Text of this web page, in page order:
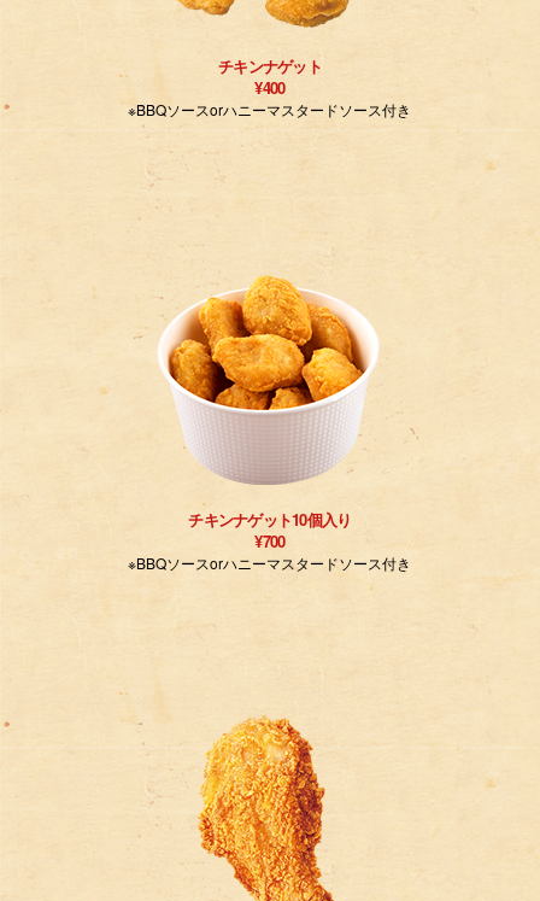
チキンナゲット
¥400
※BBQソースorハニーマスタードソース付き
チキンナゲット10個入り
¥700
※BBQソースorハニーマスタードソース付き